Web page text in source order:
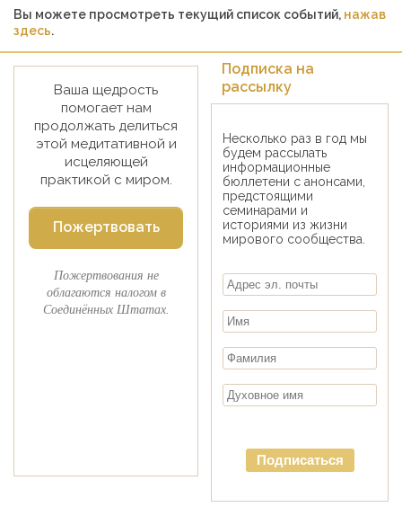
Вы можете просмотреть текущий список событий, нажав
здесь.
Ваша щедрость
помогает нам
продолжать делиться
этой медитативной и
исцеляющей
практикой с миром.
Пожертвовать
Пожертвования не
облагаются налогом в
Соединённых Штатах.
Подписка на
рассылку
Несколько раз в год мы
будем рассылать
информационные
бюллетени с анонсами,
предстоящими
семинарами и
историями из жизни
мирового сообщества.
Подписаться